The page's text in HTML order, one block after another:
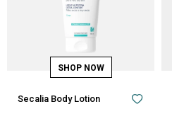
Secalia Body Lotion